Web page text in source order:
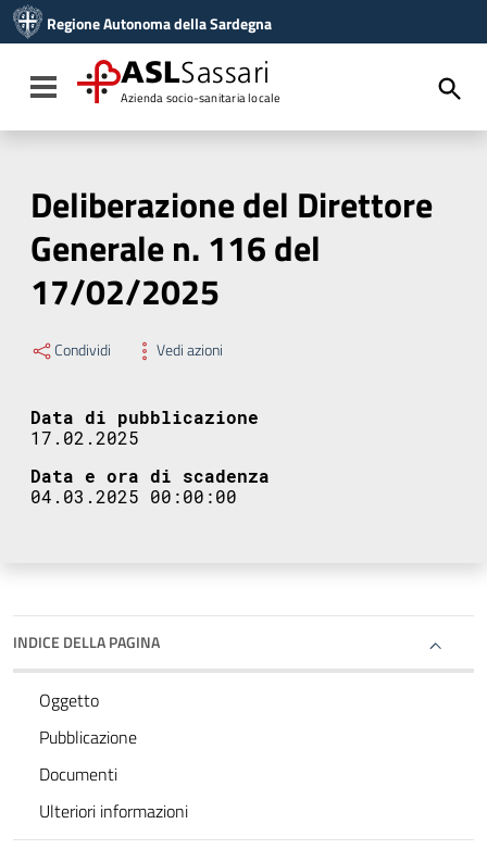
Vai al menu di navigazione
Vai al footer
Regione Autonoma della Sardegna
Toggle navigation
ASLSassari
Azienda socio-sanitaria locale
Deliberazione del Direttore
Generale n. 116 del
17/02/2025
Condividi Vedi azioni
Data di pubblicazione
17.02.2025
Data e ora di scadenza
04.03.2025 00:00:00
INDICE DELLA PAGINA
Oggetto
Pubblicazione
Documenti
Ulteriori informazioni